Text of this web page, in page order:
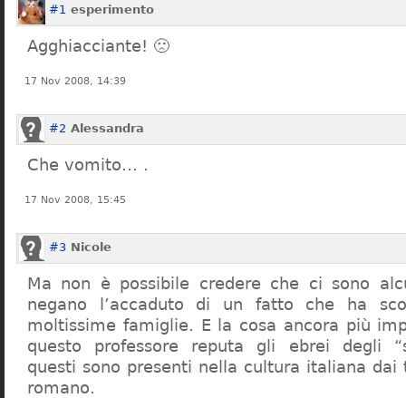
#1 esperimento
Agghiacciante! 🙁
17 Nov 2008, 14:39
#2 Alessandra
Che vomito… .
17 Nov 2008, 15:45
#3 Nicole
Ma non è possibile credere che ci sono
negano l’accaduto di un fatto che ha
moltissime famiglie. E la cosa ancora più
questo professore reputa gli ebrei degli
questi sono presenti nella cultura italiana dai
romano.